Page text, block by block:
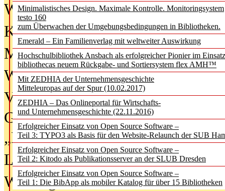
Minimalistisches Design. Maximale Kontrolle. Monitoringsystem
testo 160
zum Überwachen der Umgebungsbedingungen in Bibliotheken.
Emerald – Ein Familienverlag mit weltweiter Auswirkung
Hochschulbibliothek Ansbach als erfolgreicher Pionier im
bibliothecas neuem Rückgabe- und Sortiersystem flex AMH™
Mit ZEDHIA der Unternehmensgeschichte
Mitteleuropas auf der Spur (10.02.2017)
ZEDHIA – Das Onlineportal für Wirtschafts-
und Unternehmensgeschichte (22.11.2016)
Erfolgreicher Einsatz von Open Source Software –
Teil 3: TYPO3 als Basis für den Website-Relaunch der SUB
Erfolgreicher Einsatz von Open Source Software –
Teil 2: Kitodo als Publikationsserver an der SLUB Dresden
Erfolgreicher Einsatz von Open Source Software –
Teil 1: Die BibApp als mobiler Katalog für über 15 Bibliotheken
Was Hochschul­bibliotheken von
Kinder in der digitalen Welt
Metadaten als Infrastruktur
Wenn Bots katalogisieren
Von Abschlusskleidern bis
Geisterjagd-Ausrüstung in der
„Library of Things“ unterwegs
Lesen als Infrastrukturaufgabe
Wie Jugendliche Social Media